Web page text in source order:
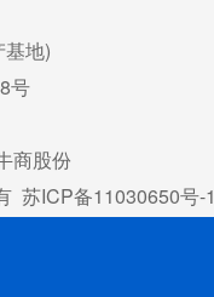
地)
号
商股份
苏ICP备11030650号-1